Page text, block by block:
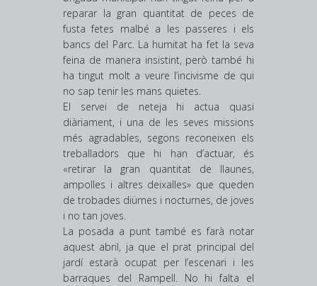
reparar la gran quantitat de peces de
fusta fetes malbé a les passeres i els
bancs del Parc. La humitat ha fet la seva
feina de manera insistint, però també hi
ha tingut molt a veure l’incivisme de qui
no sap tenir les mans quietes.
El servei de neteja hi actua quasi
diàriament, i una de les seves missions
més agradables, segons reconeixen els
treballadors que hi han d’actuar, és
«retirar la gran quantitat de llaunes,
ampolles i altres deixalles» que queden
de trobades diürnes i nocturnes, de joves
i no tan joves.
La posada a punt també es farà notar
aquest abril, ja que el prat principal del
jardí estarà ocupat per l’escenari i les
barraques del Rampell. No hi falta el